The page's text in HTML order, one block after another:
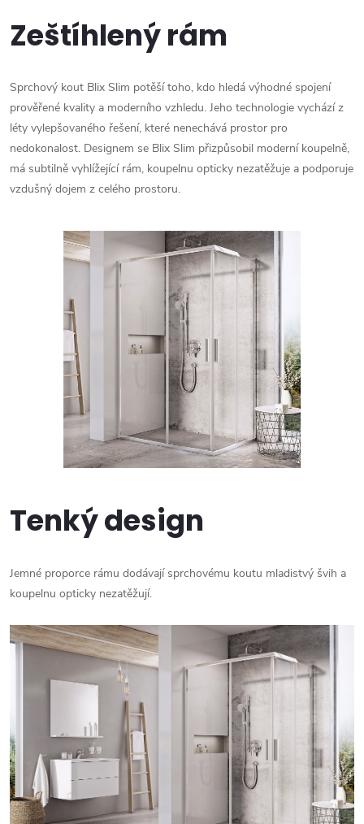
Zeštíhlený rám
Sprchový kout Blix Slim potěší toho, kdo hledá výhodné spojení
prověřené kvality a moderního vzhledu. Jeho technologie vychází z
léty vylepšovaného řešení, které nenechává prostor pro
nedokonalost. Designem se Blix Slim přizpůsobil moderní koupelně,
má subtilně vyhlížející rám, koupelnu opticky nezatěžuje a podporuje
vzdušný dojem z celého prostoru.
Tenký design
Jemné proporce rámu dodávají sprchovému koutu mladistvý švih a
koupelnu opticky nezatěžují.